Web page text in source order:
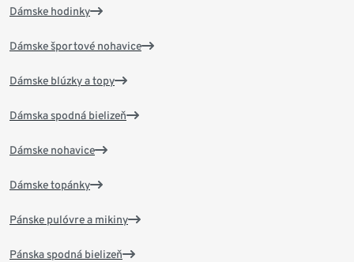
Dámske hodinky
Dámske športové nohavice
Dámske blúzky a topy
Dámska spodná bielizeň
Dámske nohavice
Dámske topánky
Pánske pulóvre a mikiny
Pánska spodná bielizeň